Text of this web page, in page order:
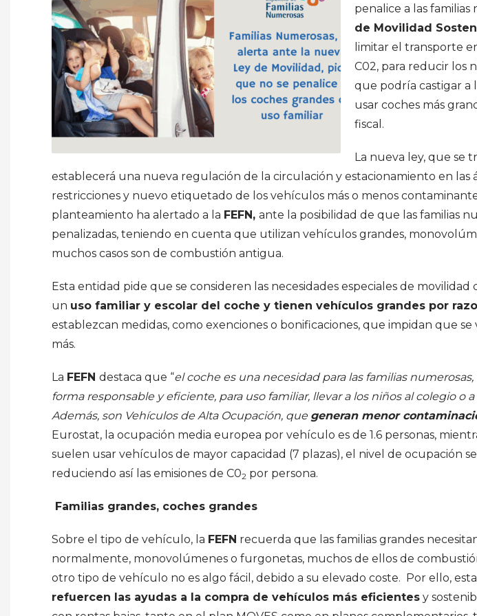
penalice a las
de Movilidad
limitar el transporte
C02, para reducir los
que podría castigar a
usar coches más
fiscal.
La nueva ley, que se
establecerá una nueva regulación de la circulación y estacionamiento en las
restricciones y nuevo etiquetado de los vehículos más o menos
planteamiento ha alertado a la FEFN, ante la posibilidad de que las familias
penalizadas, teniendo en cuenta que utilizan vehículos grandes,
muchos casos son de combustión antigua.
Esta entidad pide que se consideren las necesidades especiales de movilidad
un uso familiar y escolar del coche y tienen vehículos grandes por
establezcan medidas, como exenciones o bonificaciones, que impidan que se
más.
La FEFN destaca que “el coche es una necesidad para las familias
forma responsable y eficiente, para uso familiar, llevar a los niños al colegio o
Además, son Vehículos de Alta Ocupación, que generan menor
Eurostat, la ocupación media europea por vehículo es de 1.6 personas,
suelen usar vehículos de mayor capacidad (7 plazas), el nivel de ocupación
reduciendo así las emisiones de C02 por persona.
Familias grandes, coches grandes
Sobre el tipo de vehículo, la FEFN recuerda que las familias grandes
normalmente, monovolúmenes o furgonetas, muchos de ellos de
otro tipo de vehículo no es algo fácil, debido a su elevado coste. Por ello,
refuercen las ayudas a la compra de vehículos más eficientes y